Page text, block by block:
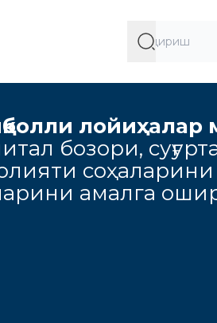
лойиҳалар
бозори,
амалга